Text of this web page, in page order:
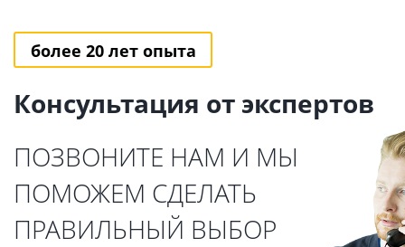
более 20 лет опыта
Консультация от экспертов
ПОЗВОНИТЕ НАМ И МЫ
ПОМОЖЕМ СДЕЛАТЬ
ПРАВИЛЬНЫЙ ВЫБОР